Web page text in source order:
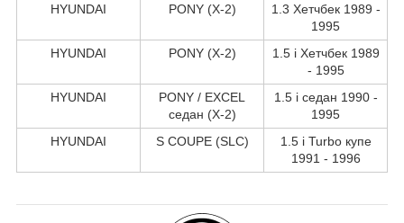
HYUNDAI
PONY (X-2)
1.3 Хетчбек 1989 -
1995
HYUNDAI
PONY (X-2)
1.5 i Хетчбек 1989
- 1995
HYUNDAI
PONY / EXCEL
седан (X-2)
1.5 i седан 1990 -
1995
HYUNDAI
S COUPE (SLC)
1.5 i Turbo купе
1991 - 1996